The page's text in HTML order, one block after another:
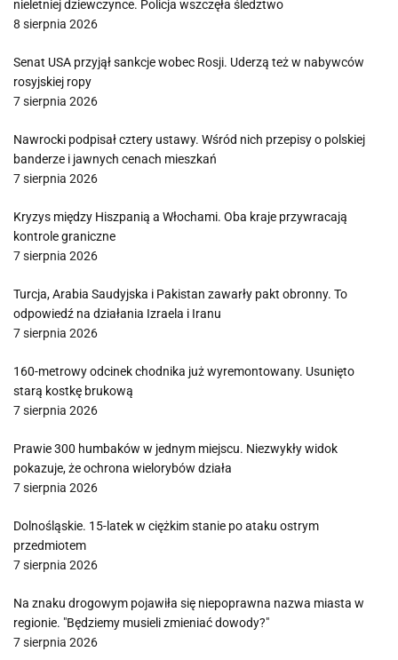
nieletniej dziewczynce. Policja wszczęła śledztwo
8 sierpnia 2026
Senat USA przyjął sankcje wobec Rosji. Uderzą też w nabywców
rosyjskiej ropy
7 sierpnia 2026
Nawrocki podpisał cztery ustawy. Wśród nich przepisy o polskiej
banderze i jawnych cenach mieszkań
7 sierpnia 2026
Kryzys między Hiszpanią a Włochami. Oba kraje przywracają
kontrole graniczne
7 sierpnia 2026
Turcja, Arabia Saudyjska i Pakistan zawarły pakt obronny. To
odpowiedź na działania Izraela i Iranu
7 sierpnia 2026
160-metrowy odcinek chodnika już wyremontowany. Usunięto
starą kostkę brukową
7 sierpnia 2026
Prawie 300 humbaków w jednym miejscu. Niezwykły widok
pokazuje, że ochrona wielorybów działa
7 sierpnia 2026
Dolnośląskie. 15-latek w ciężkim stanie po ataku ostrym
przedmiotem
7 sierpnia 2026
Na znaku drogowym pojawiła się niepoprawna nazwa miasta w
regionie. "Będziemy musieli zmieniać dowody?"
7 sierpnia 2026